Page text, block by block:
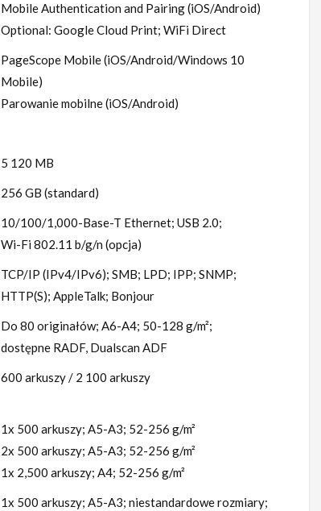
Mobile Authentication and Pairing (iOS/Android)
Optional: Google Cloud Print; WiFi Direct
PageScope Mobile (iOS/Android/Windows 10
Mobile)
Parowanie mobilne (iOS/Android)
5 120 MB
256 GB (standard)
10/100/1,000-Base-T Ethernet; USB 2.0;
Wi-Fi 802.11 b/g/n (opcja)
TCP/IP (IPv4/IPv6); SMB; LPD; IPP; SNMP;
HTTP(S); AppleTalk; Bonjour
Do 80 originałów; A6-A4; 50-128 g/m²;
dostępne RADF, Dualscan ADF
600 arkuszy / 2 100 arkuszy
1x 500 arkuszy; A5-A3; 52-256 g/m²
2x 500 arkuszy; A5-A3; 52-256 g/m²
1x 2,500 arkuszy; A4; 52-256 g/m²
1x 500 arkuszy; A5-A3; niestandardowe rozmiary;